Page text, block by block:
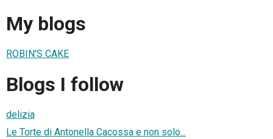
My blogs
ROBIN'S CAKE
Blogs I follow
delizia
Le Torte di Antonella Cacossa e non solo...